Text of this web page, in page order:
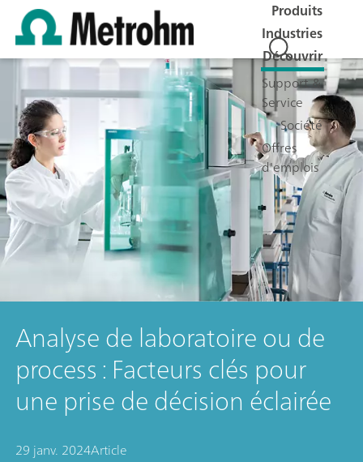
Produits
Industries
Découvrir
Support &
Service
Société
Offres
d'emplois
Analyse de laboratoire ou de
process : Facteurs clés pour
une prise de décision éclairée
29 janv. 2024Article